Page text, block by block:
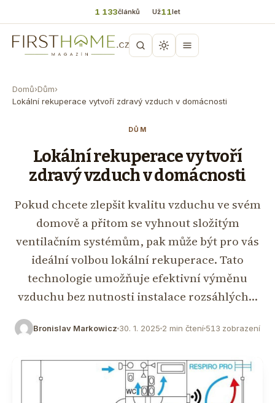
1 133článků Už11let
Domů›Dům›
Lokální rekuperace vytvoří zdravý vzduch v domácnosti
DŮM
Lokální rekuperace vytvoří
zdravý vzduch v domácnosti
Pokud chcete zlepšit kvalitu vzduchu ve svém
domově a přitom se vyhnout složitým
ventilačním systémům, pak může být pro vás
ideální volbou lokální rekuperace. Tato
technologie umožňuje efektivní výměnu
vzduchu bez nutnosti instalace rozsáhlých…
Bronislav Markowicz 30. 1. 2025 2 min čtení 513 zobrazení